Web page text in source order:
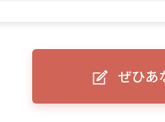
ぜひあ
！HOOK REVEAL